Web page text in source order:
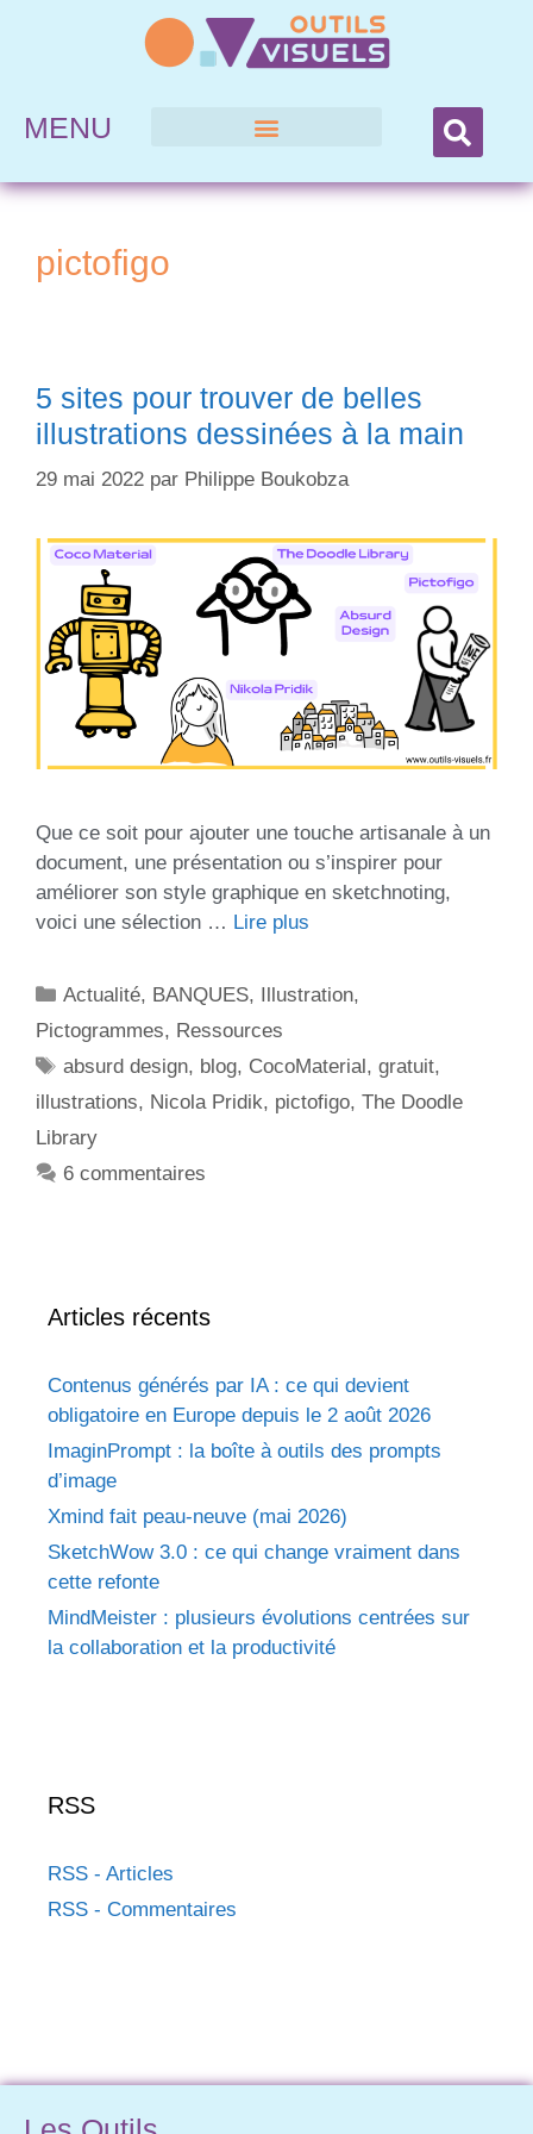
MENU
pictofigo
5 sites pour trouver de belles
illustrations dessinées à la main
29 mai 2022 par Philippe Boukobza
Que ce soit pour ajouter une touche artisanale à un
document, une présentation ou s’inspirer pour
améliorer son style graphique en sketchnoting,
voici une sélection … Lire plus
Actualité, BANQUES, Illustration,
Pictogrammes, Ressources
absurd design, blog, CocoMaterial,gratuit,
illustrations, Nicola Pridik, pictofigo, The Doodle
Library
6 commentaires
Articles récents
Contenus générés par IA : ce qui devient
obligatoire en Europe depuis le 2 août 2026
ImaginPrompt : la boîte à outils des prompts
d’image
Xmind fait peau-neuve (mai 2026)
SketchWow 3.0 : ce qui change vraiment dans
cette refonte
MindMeister : plusieurs évolutions centrées sur
la collaboration et la productivité
RSS
RSS - Articles
RSS - Commentaires